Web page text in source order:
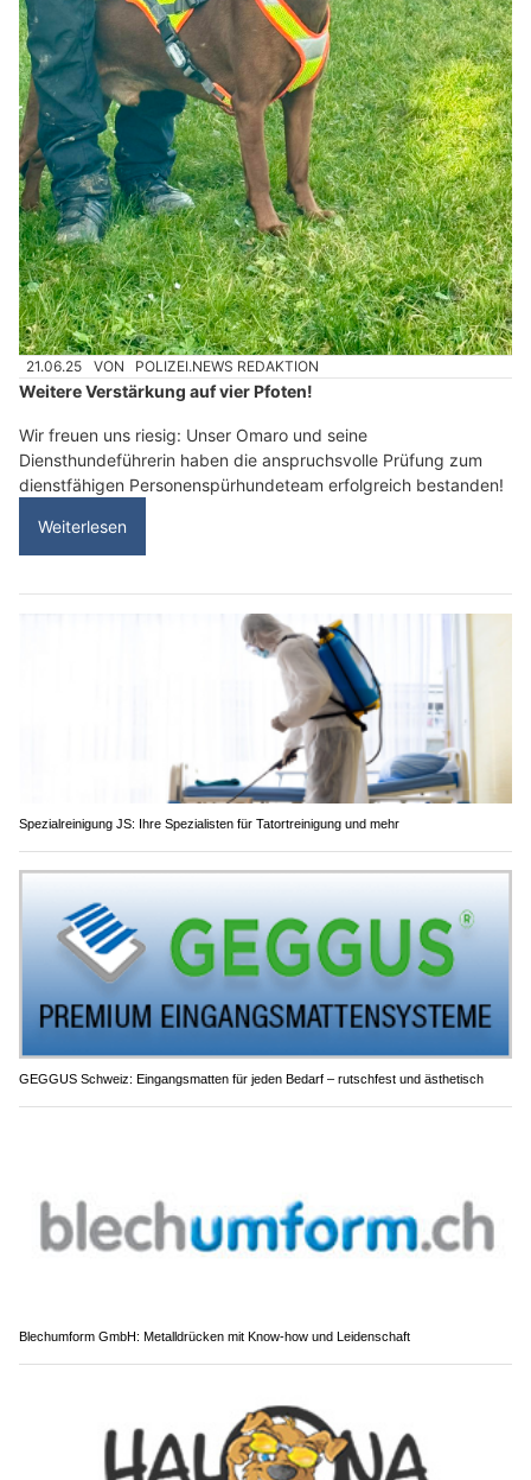
21.06.25 VON POLIZEI.NEWS REDAKTION
Weitere Verstärkung auf vier Pfoten!
Wir freuen uns riesig: Unser Omaro und seine
Diensthundeführerin haben die anspruchsvolle Prüfung zum
dienstfähigen Personenspürhundeteam erfolgreich bestanden!
Weiterlesen
Spezialreinigung JS: Ihre Spezialisten für Tatortreinigung und mehr
GEGGUS Schweiz: Eingangsmatten für jeden Bedarf – rutschfest und ästhetisch
Blechumform GmbH: Metalldrücken mit Know-how und Leidenschaft